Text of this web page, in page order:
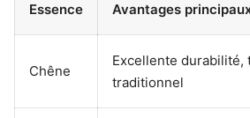
Essence Avantages
Chêne
Excellente
traditionnel